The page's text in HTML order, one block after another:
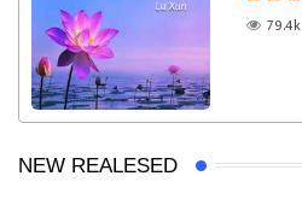
79.4k
NEW REALESED